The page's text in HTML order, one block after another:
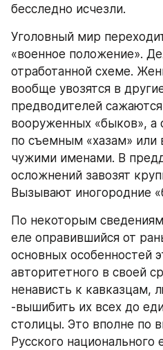
бесследно исчезли.
Уголовный мир
«военное положение».
отработанной схеме.
вообще увозятся в
предводителей
вооруженных «быков», а
по съемным «хазам» или
чужими именами. В
осложнений завозят
Вызывают иногородние
По некоторым
еле оправившийся от
основных особенностей
авторитетного в своей
ненависть к кавказцам,
-вышибить их всех до
столицы. Это вполне по
Русского